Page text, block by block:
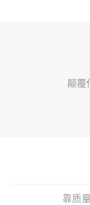
颠覆
靠质